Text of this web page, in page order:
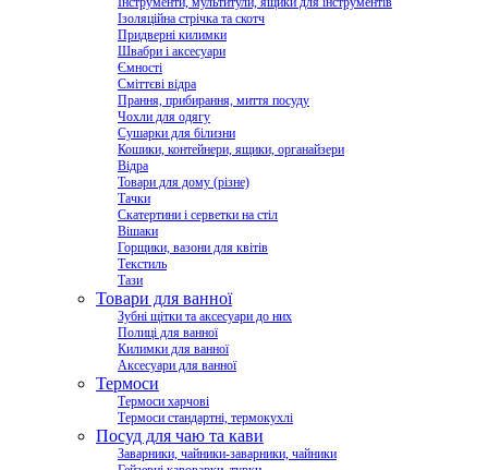
Ізоляційна стрічка та скотч
Придверні килимки
Швабри і аксесуари
Ємності
Сміттєві відра
Прання, прибирання, миття посуду
Чохли для одягу
Сушарки для білизни
Кошики, контейнери, ящики, органайзери
Відра
Товари для дому (різне)
Тачки
Скатертини і серветки на стіл
Вішаки
Горщики, вазони для квітів
Текстиль
Тази
Товари для ванної
Зубні щітки та аксесуари до них
Полиці для ванної
Килимки для ванної
Аксесуари для ванної
Термоси
Термоси харчові
Термоси стандартні, термокухлі
Посуд для чаю та кави
Заварники, чайники-заварники, чайники